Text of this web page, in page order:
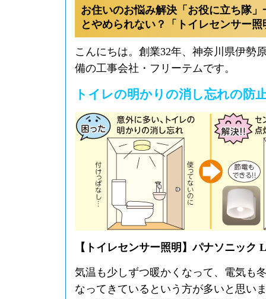
お住いのお悩み解決「お役に立ち隊
とやめられない？「トイレセンサー照
こんにちは。創業32年、神奈川県伊勢
備の工事会社・フリーテムです。
トイレの明かりの消し忘れの防
【トイレセンサー照明】パナソニック
気温も少しずつ暖かくなって、電気も
なってきているという方が多いと思い